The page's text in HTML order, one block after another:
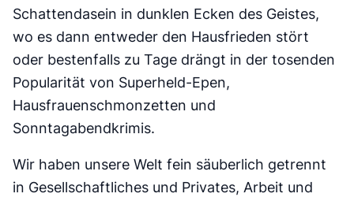
Schattendasein in dunklen Ecken des Geistes,
wo es dann entweder den Hausfrieden stört
oder bestenfalls zu Tage drängt in der tosenden
Popularität von Superheld-Epen,
Hausfrauenschmonzetten und
Sonntagabendkrimis.
Wir haben unsere Welt fein säuberlich getrennt
in Gesellschaftliches und Privates, Arbeit und